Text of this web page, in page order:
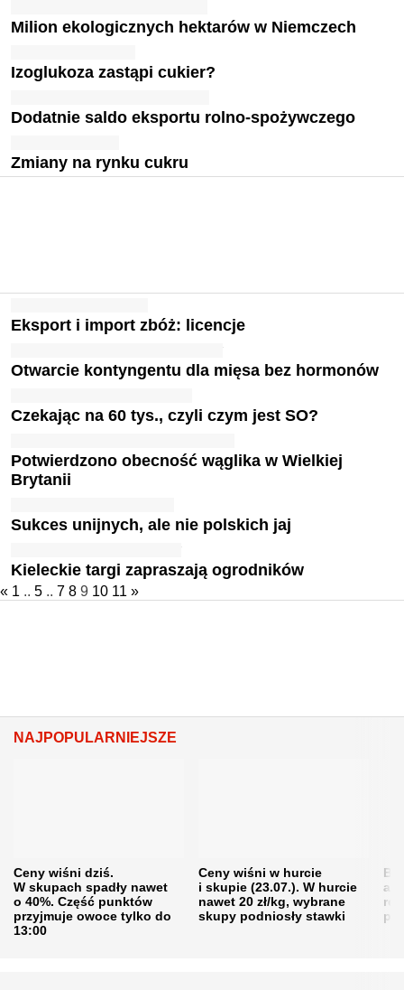
Milion ekologicznych hektarów w Niemczech
Izoglukoza zastąpi cukier?
Dodatnie saldo eksportu rolno-spożywczego
Zmiany na rynku cukru
Eksport i import zbóż: licencje
Otwarcie kontyngentu dla mięsa bez hormonów
Czekając na 60 tys., czyli czym jest SO?
Potwierdzono obecność wąglika w Wielkiej
Brytanii
Sukces unijnych, ale nie polskich jaj
Kieleckie targi zapraszają ogrodników
« 1 .. 5 .. 7 8 9 10 11 »
NAJPOPULARNIEJSZE
Ceny wiśni dziś.
W skupach spadły nawet
o 40%. Część punktów
przyjmuje owoce tylko do
13:00
Ceny wiśni w hurcie
i skupie (23.07.). W hurcie
nawet 20 zł/kg, wybrane
skupy podniosły stawki